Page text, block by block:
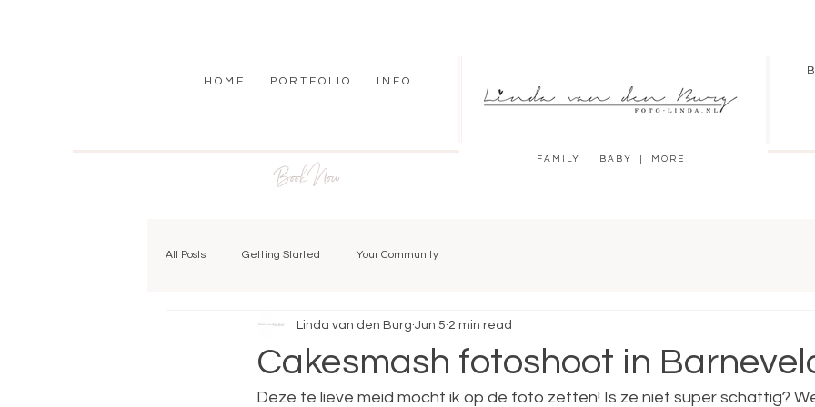
H O M E P O R T F O L I O I N F O
Book Now FAMILY | BABY | MORE
All Posts Getting Started Your Community
Cakesmash fotoshoot in
Linda van den Burg Jun 5 2 min read
Deze te lieve meid mocht ik op de foto zetten! Is ze niet super schattig?